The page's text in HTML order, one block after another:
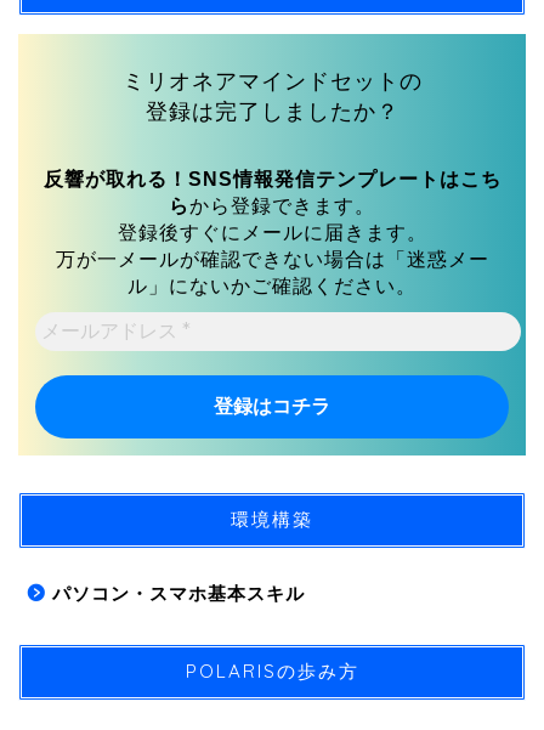
ミリオネアマインドセットの
登録は完了しましたか？
反響が取れる！SNS情報発信テンプレートはこち
らから登録できます。
登録後すぐにメールに届きます。
万が一メールが確認できない場合は「迷惑メー
ル」にないかご確認ください。
メ
ー
ル
ア
ド
レ
環境構築
パソコン・スマホ基本スキル
POLARISの歩み方